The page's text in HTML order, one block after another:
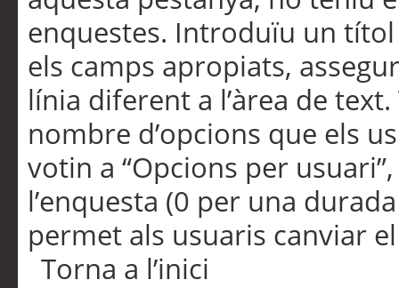
enquestes. Introduïu un
els camps apropiats,
línia diferent a l’àrea de
nombre d’opcions que els
votin a “Opcions per
l’enquesta (0 per una
permet als usuaris canviar
Torna a l’inici